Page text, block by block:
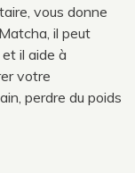
vous donne
il peut
il aide à
votre
perdre du poids